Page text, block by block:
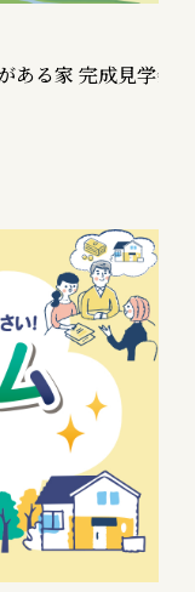
る家 完成見学会